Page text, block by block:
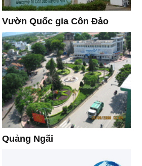
Vườn Quốc gia Côn Đảo
Quảng Ngãi